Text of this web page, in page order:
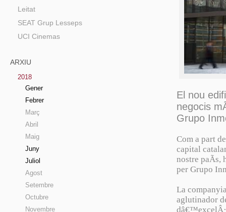
Leitat
SEAT Grup Lesseps
UCI Cinemas
ARXIU
2018
Gener
Febrer
Març
Abril
Maig
Juny
Juliol
Agost
Setembre
Octubre
Novembre
El nou
negocis
Grupo
Com a part
capital
nostre paÃ­s,
per Grupo
La
aglutinador